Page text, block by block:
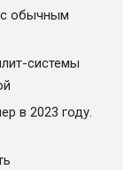
с обычным
системы
в 2023 году.